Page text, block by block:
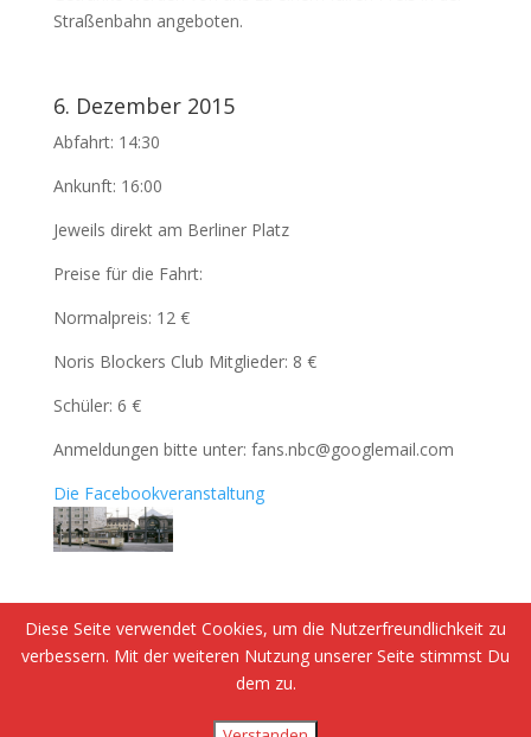
Straßenbahn angeboten.
6. Dezember 2015
Abfahrt: 14:30
Ankunft: 16:00
Jeweils direkt am Berliner Platz
Preise für die Fahrt:
Normalpreis: 12 €
Noris Blockers Club Mitglieder: 8 €
Schüler: 6 €
Anmeldungen bitte unter: fans.nbc@googlemail.com
Die Facebookveranstaltung
Datenschutzerklärung
Diese Seite verwendet Cookies, um die Nutzerfreundlichkeit zu
verbessern. Mit der weiteren Nutzung unserer Seite stimmst Du
dem zu.